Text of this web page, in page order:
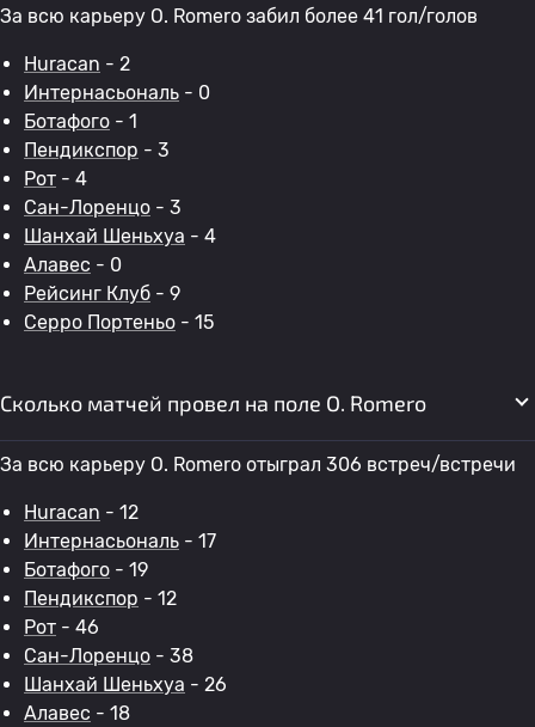
За всю карьеру O. Romero забил более 41 гол/голов
Huracan - 2
Интернасьональ - 0
Ботафого - 1
Пендикспор - 3
Рот - 4
Сан-Лоренцо - 3
Шанхай Шеньхуа - 4
Алавес - 0
Рейсинг Клуб - 9
Серро Портеньо - 15
Сколько матчей провел на поле O. Romero
За всю карьеру O. Romero отыграл 306 встреч/встречи
Huracan - 12
Интернасьональ - 17
Ботафого - 19
Пендикспор - 12
Рот - 46
Сан-Лоренцо - 38
Шанхай Шеньхуа - 26
Алавес - 18